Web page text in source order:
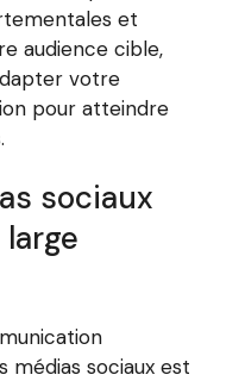
et
audience cible,
votre
pour atteindre
sociaux
médias sociaux est